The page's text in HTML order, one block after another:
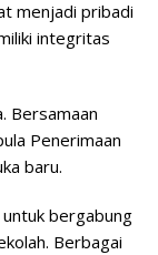
menjadi pribadi
integritas
Bersamaan
Penerimaan
baru.
bergabung
Berbagai